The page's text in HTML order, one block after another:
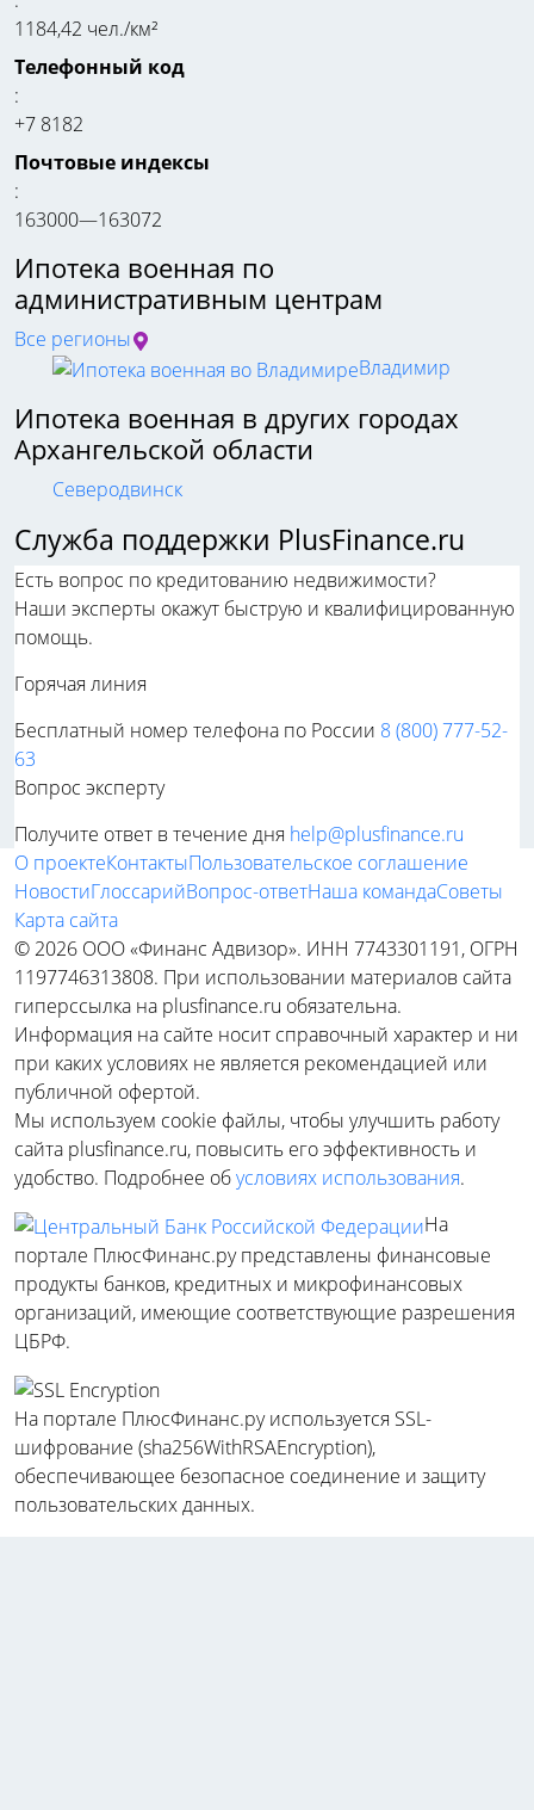
1184,42 чел./км²
Телефонный код
:
+7 8182
Почтовые индексы
:
163000—163072
Ипотека военная по
административным центрам
Все регионы
Владимир
Ипотека военная в других городах
Архангельской области
Северодвинск
Служба поддержки PlusFinance.ru
Есть вопрос по кредитованию недвижимости?
Наши эксперты окажут быструю и квалифицированную
помощь.
Горячая линия
Бесплатный номер телефона по России 8 (800) 777-52-
63
Вопрос эксперту
Получите ответ в течение дня help@plusfinance.ru
О проектеКонтактыПользовательское соглашение
НовостиГлоссарийВопрос-ответНаша командаСоветы
Карта сайта
© 2026 ООО «Финанс Адвизор». ИНН 7743301191, ОГРН
1197746313808. При использовании материалов сайта
гиперссылка на plusfinance.ru обязательна.
Информация на сайте носит справочный характер и ни
при каких условиях не является рекомендацией или
публичной офертой.
Мы используем cookie файлы, чтобы улучшить работу
сайта plusfinance.ru, повысить его эффективность и
удобство. Подробнее обусловиях использования.
На
портале ПлюсФинанс.ру представлены финансовые
продукты банков, кредитных и микрофинансовых
организаций, имеющие соответствующие разрешения
ЦБРФ.
На портале ПлюсФинанс.ру используется SSL-
шифрование (sha256WithRSAEncryption),
обеспечивающее безопасное соединение и защиту
пользовательских данных.